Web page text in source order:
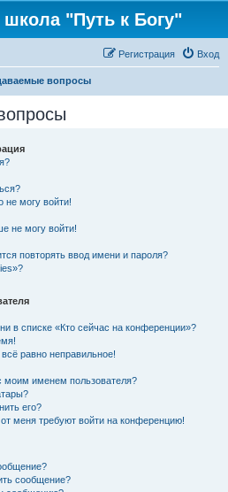
школа "Путь к Богу"
Вход
Регистрация
вопросы
не могу войти!
не могу войти!
повторять ввод имени и пароля?
в списке «Кто сейчас на конференции»?
равно неправильное!
моим именем пользователя?
его?
меня требуют войти на конференцию!
сообщение?